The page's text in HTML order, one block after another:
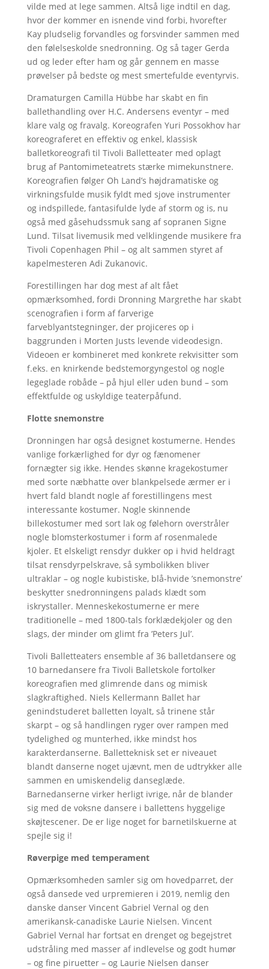
vilde med at lege sammen. Altså lige indtil en dag,
hvor der kommer en isnende vind forbi, hvorefter
Kay pludselig forvandles og forsvinder sammen med
den følelseskolde snedronning. Og så tager Gerda
ud og leder efter ham og går gennem en masse
prøvelser på bedste og mest smertefulde eventyrvis.
Dramaturgen Camilla Hübbe har skabt en fin
ballethandling over H.C. Andersens eventyr – med
klare valg og fravalg. Koreografen Yuri Possokhov har
koreograferet en effektiv og enkel, klassisk
balletkoreografi til Tivoli Balletteater med oplagt
brug af Pantomimeteatrets stærke mimekunstnere.
Koreografien følger Oh Land’s højdramatiske og
virkningsfulde musik fyldt med sjove instrumenter
og indspillede, fantasifulde lyde af storm og is, nu
også med gåsehudssmuk sang af sopranen Signe
Lund. Tilsat livemusik med velklingende musikere fra
Tivoli Copenhagen Phil – og alt sammen styret af
kapelmesteren Adi Zukanovic.
Forestillingen har dog mest af alt fået
opmærksomhed, fordi Dronning Margrethe har skabt
scenografien i form af farverige
farveblyantstegninger, der projiceres op i
baggrunden i Morten Justs levende videodesign.
Videoen er kombineret med konkrete rekvisitter som
f.eks. en knirkende bedstemorgyngestol og nogle
legeglade robåde – på hjul eller uden bund – som
effektfulde og uskyldige teaterpåfund.
Flotte snemonstre
Dronningen har også designet kostumerne. Hendes
vanlige forkærlighed for dyr og fænomener
fornægter sig ikke. Hendes skønne kragekostumer
med sorte næbhatte over blankpelsede ærmer er i
hvert fald blandt nogle af forestillingens mest
interessante kostumer. Nogle skinnende
billekostumer med sort lak og følehorn overstråler
nogle blomsterkostumer i form af rosenmalede
kjoler. Et elskeligt rensdyr dukker op i hvid heldragt
tilsat rensdyrpelskrave, så symbolikken bliver
ultraklar – og nogle kubistiske, blå-hvide ’snemonstre’
beskytter snedronningens palads klædt som
iskrystaller. Menneskekostumerne er mere
traditionelle – med 1800-tals forklædekjoler og den
slags, der minder om glimt fra ’Peters Jul’.
Tivoli Balletteaters ensemble af 36 balletdansere og
10 barnedansere fra Tivoli Balletskole fortolker
koreografien med glimrende dans og mimisk
slagkraftighed. Niels Kellermann Ballet har
genindstuderet balletten loyalt, så trinene står
skarpt – og så handlingen ryger over rampen med
tydelighed og munterhed, ikke mindst hos
karakterdanserne. Balletteknisk set er niveauet
blandt danserne noget ujævnt, men de udtrykker alle
sammen en umiskendelig danseglæde.
Barnedanserne virker herligt ivrige, når de blander
sig med de voksne dansere i ballettens hyggelige
skøjtescener. De er lige noget for barnetilskuerne at
spejle sig i!
Røverpige med temperament
Opmærksomheden samler sig om hovedparret, der
også dansede ved urpremieren i 2019, nemlig den
danske danser Vincent Gabriel Vernal og den
amerikansk-canadiske Laurie Nielsen. Vincent
Gabriel Vernal har fortsat en drenget og begejstret
udstråling med masser af indlevelse og godt humør
– og fine piruetter – og Laurie Nielsen danser